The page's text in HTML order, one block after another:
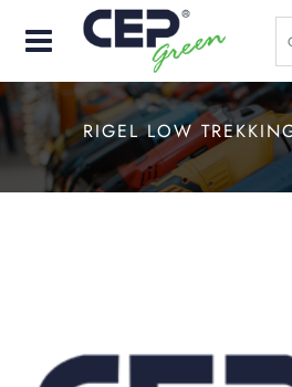
Open
RIGEL LOW